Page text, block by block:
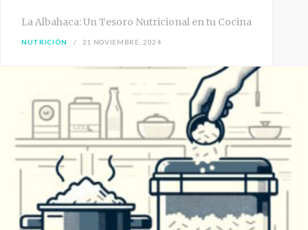
La Albahaca: Un Tesoro Nutricional en tu Cocina
NUTRICIÓN 21 NOVIEMBRE, 2024